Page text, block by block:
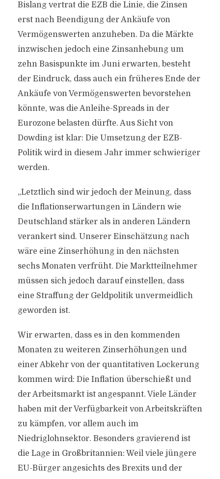
Bislang vertrat die EZB die Linie, die Zinsen
erst nach Beendigung der Ankäufe von
Vermögenswerten anzuheben. Da die Märkte
inzwischen jedoch eine Zinsanhebung um
zehn Basispunkte im Juni erwarten, besteht
der Eindruck, dass auch ein früheres Ende der
Ankäufe von Vermögenswerten bevorstehen
könnte, was die Anleihe-Spreads in der
Eurozone belasten dürfte. Aus Sicht von
Dowding ist klar: Die Umsetzung der EZB-
Politik wird in diesem Jahr immer schwieriger
werden.
„Letztlich sind wir jedoch der Meinung, dass
die Inflationserwartungen in Ländern wie
Deutschland stärker als in anderen Ländern
verankert sind. Unserer Einschätzung nach
wäre eine Zinserhöhung in den nächsten
sechs Monaten verfrüht. Die Marktteilnehmer
müssen sich jedoch darauf einstellen, dass
eine Straffung der Geldpolitik unvermeidlich
geworden ist.
Wir erwarten, dass es in den kommenden
Monaten zu weiteren Zinserhöhungen und
einer Abkehr von der quantitativen Lockerung
kommen wird: Die Inflation überschießt und
der Arbeitsmarkt ist angespannt. Viele Länder
haben mit der Verfügbarkeit von Arbeitskräften
zu kämpfen, vor allem auch im
Niedriglohnsektor. Besonders gravierend ist
die Lage in Großbritannien: Weil viele jüngere
EU-Bürger angesichts des Brexits und der